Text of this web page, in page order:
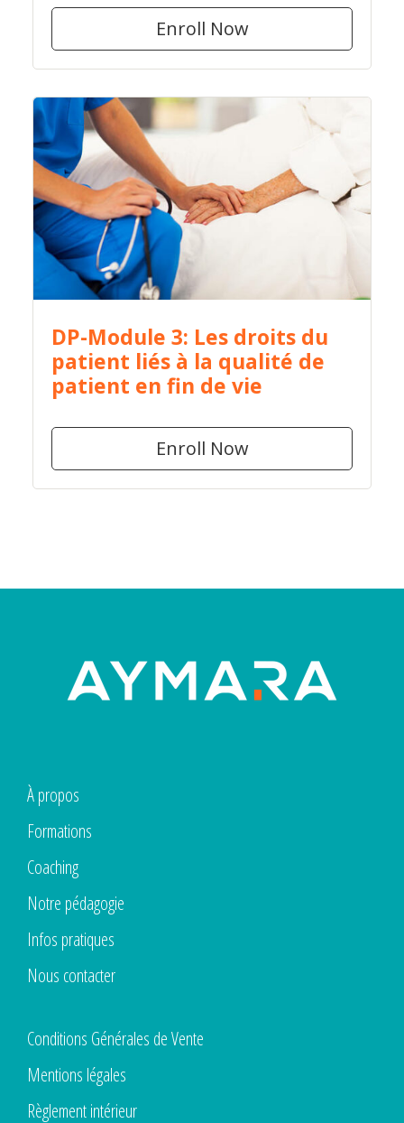
Enroll Now
DP-Module 3: Les droits du
patient liés à la qualité de
patient en fin de vie
Enroll Now
À propos
Formations
Coaching
Notre pédagogie
Infos pratiques
Nous contacter
Conditions Générales de Vente
Mentions légales
Règlement intérieur